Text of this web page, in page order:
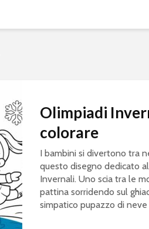
Olimpiadi
colorare
I bambini si divertono tra
questo disegno dedicato
Invernali. Uno scia tra le
pattina sorridendo sul
simpatico pupazzo di neve